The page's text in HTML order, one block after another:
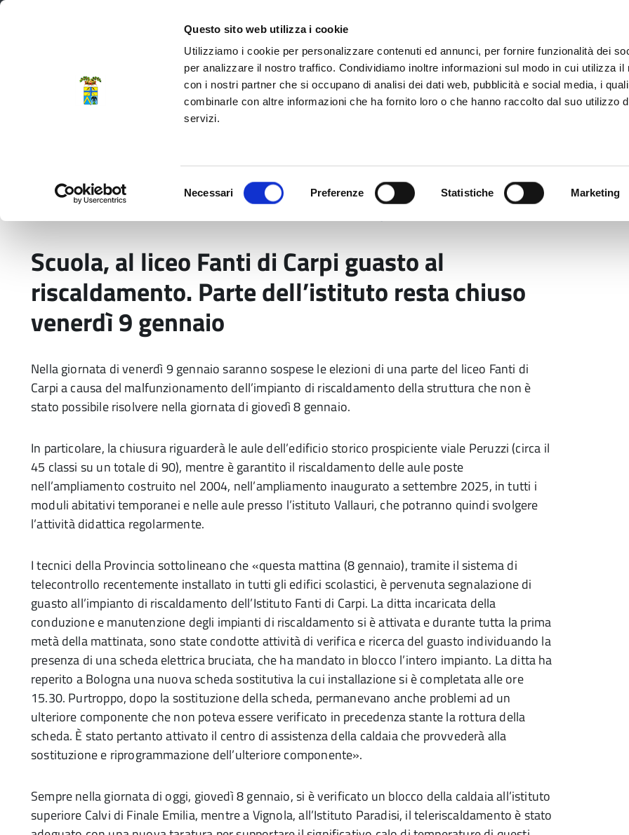
Questo sito web utilizza i cookie
Utilizziamo i cookie per personalizzare contenuti ed annunci, per fornire funzionalità dei
per analizzare il nostro traffico. Condividiamo inoltre informazioni sul modo in cui utilizza il
con i nostri partner che si occupano di analisi dei dati web, pubblicità e social media, i
combinarle con altre informazioni che ha fornito loro o che hanno raccolto dal suo utilizzo
servizi.
Necessari Preferenze Statistiche Marketing
Provincia di Modena
Scuola, al liceo Fanti di Carpi guasto al
riscaldamento. Parte dell’istituto resta chiuso
venerdì 9 gennaio
Nella giornata di venerdì 9 gennaio saranno sospese le elezioni di una parte del liceo Fanti di
Carpi a causa del malfunzionamento dell’impianto di riscaldamento della struttura che non è
stato possibile risolvere nella giornata di giovedì 8 gennaio.
In particolare, la chiusura riguarderà le aule dell’edificio storico prospiciente viale Peruzzi (circa il
45 classi su un totale di 90), mentre è garantito il riscaldamento delle aule poste
nell’ampliamento costruito nel 2004, nell’ampliamento inaugurato a settembre 2025, in tutti i
moduli abitativi temporanei e nelle aule presso l’istituto Vallauri, che potranno quindi svolgere
l’attività didattica regolarmente.
I tecnici della Provincia sottolineano che «questa mattina (8 gennaio), tramite il sistema di
telecontrollo recentemente installato in tutti gli edifici scolastici, è pervenuta segnalazione di
guasto all’impianto di riscaldamento dell’Istituto Fanti di Carpi. La ditta incaricata della
conduzione e manutenzione degli impianti di riscaldamento si è attivata e durante tutta la prima
metà della mattinata, sono state condotte attività di verifica e ricerca del guasto individuando la
presenza di una scheda elettrica bruciata, che ha mandato in blocco l’intero impianto. La ditta ha
reperito a Bologna una nuova scheda sostitutiva la cui installazione si è completata alle ore
15.30. Purtroppo, dopo la sostituzione della scheda, permanevano anche problemi ad un
ulteriore componente che non poteva essere verificato in precedenza stante la rottura della
scheda. È stato pertanto attivato il centro di assistenza della caldaia che provvederà alla
sostituzione e riprogrammazione dell’ulteriore componente».
Sempre nella giornata di oggi, giovedì 8 gennaio, si è verificato un blocco della caldaia all’istituto
superiore Calvi di Finale Emilia, mentre a Vignola, all’Istituto Paradisi, il teleriscaldamento è stato